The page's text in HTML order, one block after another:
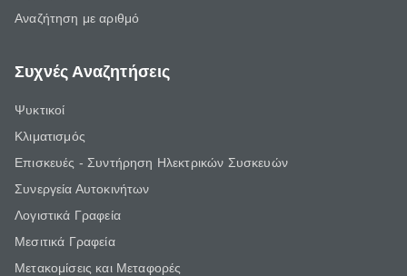
Αναζήτηση με αριθμό
Συχνές Αναζητήσεις
Ψυκτικοί
Κλιματισμός
Επισκευές - Συντήρηση Ηλεκτρικών Συσκευών
Συνεργεία Αυτοκινήτων
Λογιστικά Γραφεία
Μεσιτικά Γραφεία
Μετακομίσεις και Μεταφορές